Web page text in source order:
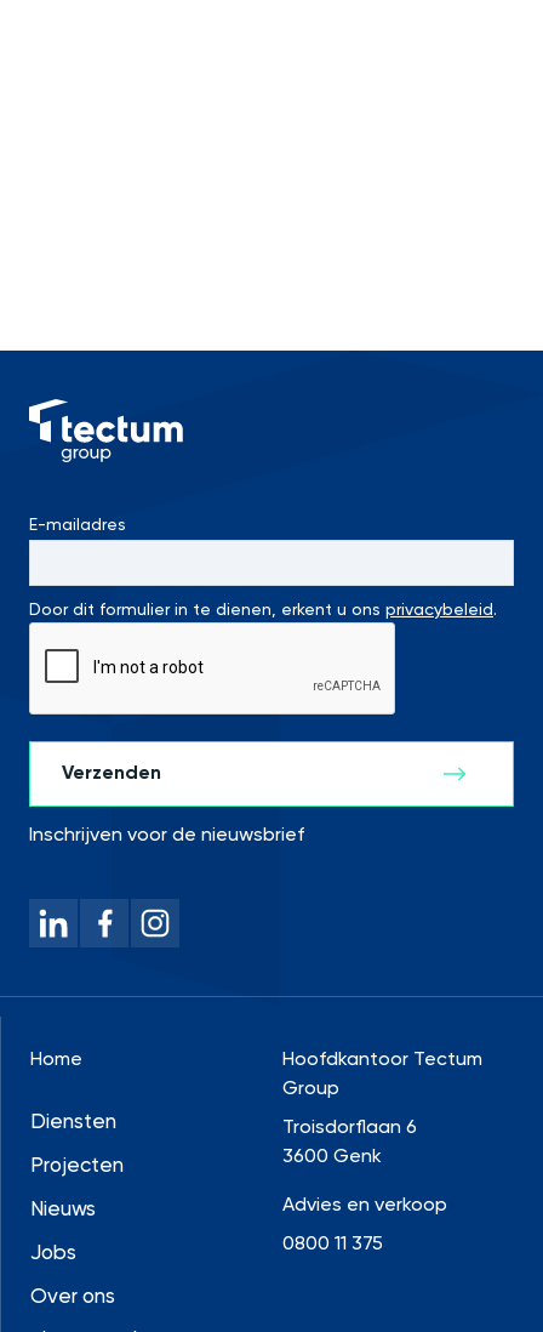
E-mailadres
Door dit formulier in te dienen, erkent u ons privacybeleid .
Inschrijven voor de nieuwsbrief
Home
Diensten
Projecten
Nieuws
Jobs
Over ons
Hoofdkantoor Tectum
Group
Troisdorflaan 6
3600 Genk
Advies en verkoop
0800 11 375